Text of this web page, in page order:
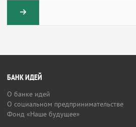
БАНК ИДЕЙ
О банке идей
О социальном предпринимательстве
Фонд «Наше будущее»